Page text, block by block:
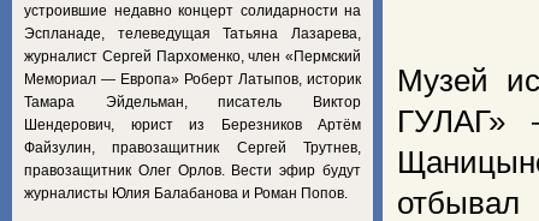
Музей
ГУЛАГ»
устроившие недавно концерт солидарности на
Эспланаде, телеведущая Татьяна Лазарева,
журналист Сергей Пархоменко, член «Пермский
Мемориал — Европа» Роберт Латыпов, историк
Тамара Эйдельман, писатель Виктор
Шендерович, юрист из Березников Артём
Файзулин, правозащитник Сергей Трутнев,
правозащитник Олег Орлов. Вести эфир будут
журналисты Юлия Балабанова и Роман Попов.